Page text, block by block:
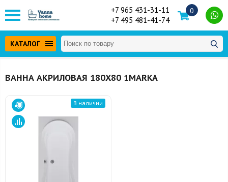
+7 965 431-31-11
+7 495 481-41-74
0
КАТАЛОГ
ВАННА АКРИЛОВАЯ 180Х80 1MARKA
В наличии